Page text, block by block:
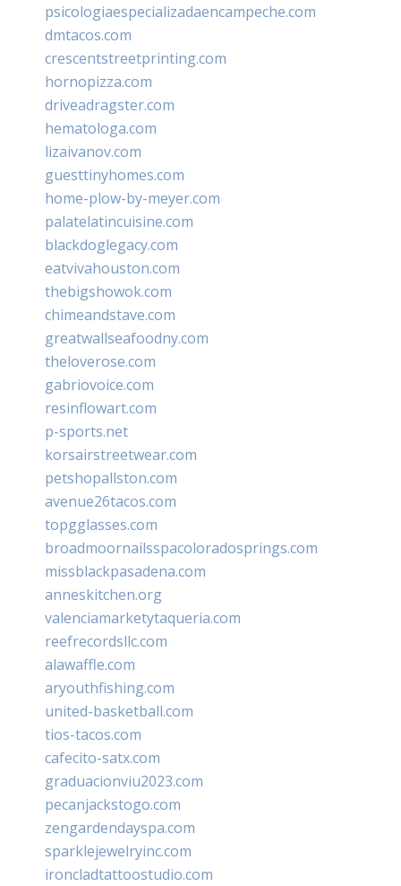
psicologiaespecializadaencampeche.com
dmtacos.com
crescentstreetprinting.com
hornopizza.com
driveadragster.com
hematologa.com
lizaivanov.com
guesttinyhomes.com
home-plow-by-meyer.com
palatelatincuisine.com
blackdoglegacy.com
eatvivahouston.com
thebigshowok.com
chimeandstave.com
greatwallseafoodny.com
theloverose.com
gabriovoice.com
resinflowart.com
p-sports.net
korsairstreetwear.com
petshopallston.com
avenue26tacos.com
topgglasses.com
broadmoornailsspacoloradosprings.com
missblackpasadena.com
anneskitchen.org
valenciamarketytaqueria.com
reefrecordsllc.com
alawaffle.com
aryouthfishing.com
united-basketball.com
tios-tacos.com
cafecito-satx.com
graduacionviu2023.com
pecanjackstogo.com
zengardendayspa.com
sparklejewelryinc.com
ironcladtattoostudio.com